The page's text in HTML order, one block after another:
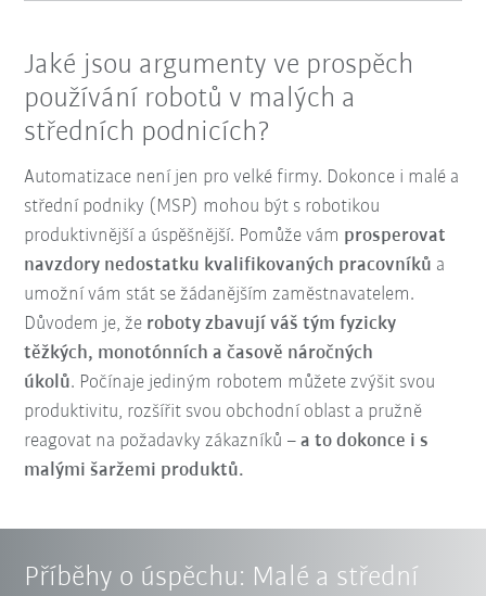
Jaké jsou argumenty ve prospěch
používání robotů v malých a
středních podnicích?
Automatizace není jen pro velké firmy. Dokonce i malé a
střední podniky (MSP) mohou být s robotikou
produktivnější a úspěšnější. Pomůže vám prosperovat
navzdory nedostatku kvalifikovaných pracovníků a
umožní vám stát se žádanějším zaměstnavatelem.
Důvodem je, že roboty zbavují váš tým fyzicky
těžkých, monotónních a časově náročných
úkolů. Počínaje jediným robotem můžete zvýšit svou
produktivitu, rozšířit svou obchodní oblast a pružně
reagovat na požadavky zákazníků –a to dokonce i s
malými šaržemi produktů.
Příběhy o úspěchu: Malé a střední